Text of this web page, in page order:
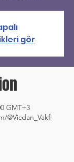
gör
GMT+3
@Vicdan_Vakfi